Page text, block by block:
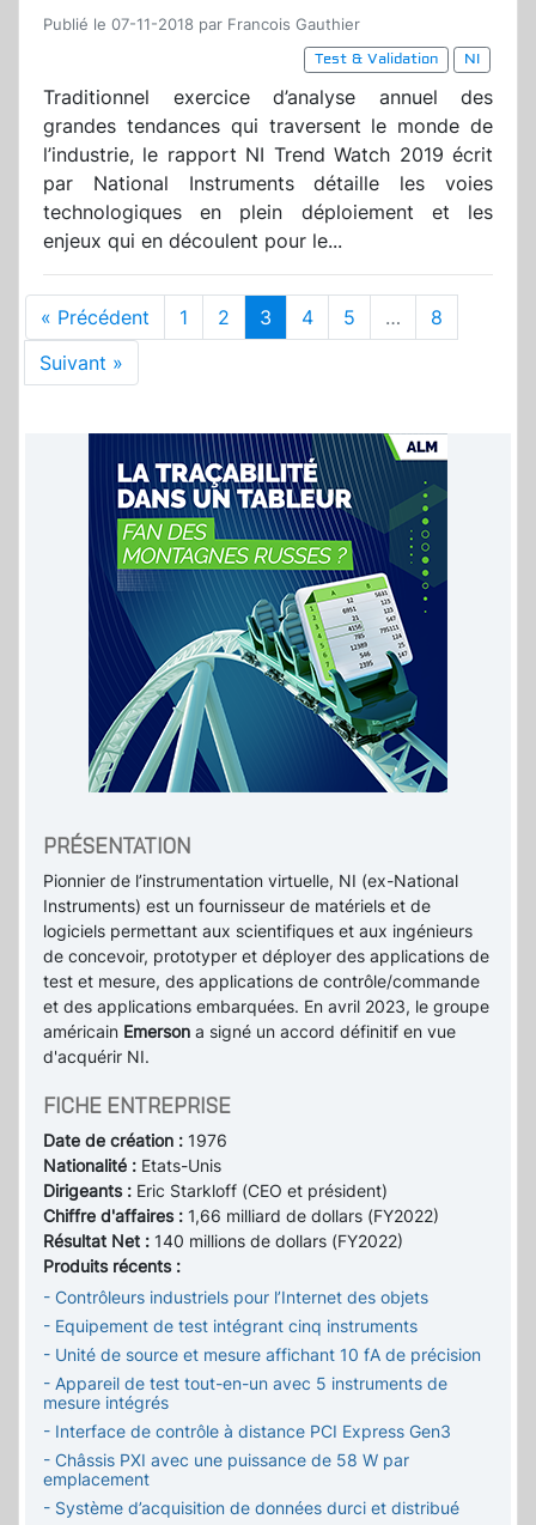
Publié le 07-11-2018 par Francois Gauthier
Test & Validation
NI
Traditionnel exercice d’analyse annuel des
grandes tendances qui traversent le monde de
l’industrie, le rapport NI Trend Watch 2019 écrit
par National Instruments détaille les voies
technologiques en plein déploiement et les
enjeux qui en découlent pour le...
« Précédent 1 2 3 4 5 …
8
Suivant »
PRÉSENTATION
Pionnier de l’instrumentation virtuelle, NI (ex-National
Instruments) est un fournisseur de matériels et de
logiciels permettant aux scientifiques et aux ingénieurs
de concevoir, prototyper et déployer des applications de
test et mesure, des applications de contrôle/commande
et des applications embarquées. En avril 2023, le groupe
américain Emerson a signé un accord définitif en vue
d'acquérir NI.
FICHE ENTREPRISE
Date de création : 1976
Nationalité : Etats-Unis
Dirigeants : Eric Starkloff (CEO et président)
Chiffre d'affaires : 1,66 milliard de dollars (FY2022)
Résultat Net : 140 millions de dollars (FY2022)
Produits récents :
- Contrôleurs industriels pour l’Internet des objets
- Equipement de test intégrant cinq instruments
- Unité de source et mesure affichant 10 fA de précision
- Appareil de test tout-en-un avec 5 instruments de
mesure intégrés
- Interface de contrôle à distance PCI Express Gen3
- Châssis PXI avec une puissance de 58 W par
emplacement
- Système d’acquisition de données durci et distribué